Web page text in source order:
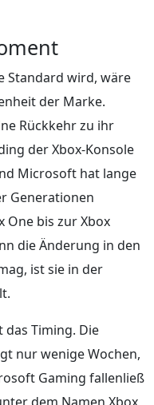
Standard wird, wäre
der Marke.
Rückkehr zu ihr
der Xbox-Konsole
Microsoft hat lange
Generationen
One bis zur Xbox
die Änderung in den
ist sie in der
das Timing. Die
nur wenige Wochen,
Gaming fallenließ
dem Namen Xbox